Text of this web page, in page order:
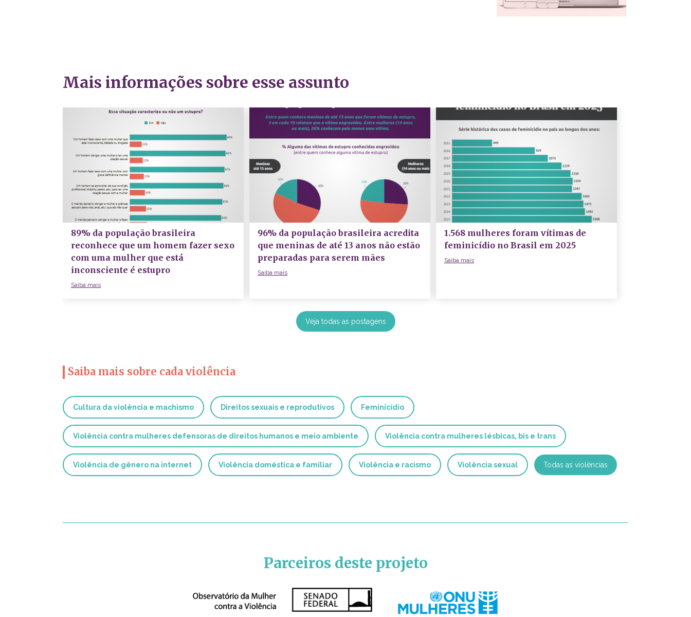
Mais informações sobre esse assunto
89% da população brasileira
reconhece que um homem fazer sexo
com uma mulher que está
inconsciente é estupro
Saiba mais
96% da população brasileira acredita
que meninas de até 13 anos não estão
preparadas para serem mães
Saiba mais
1.568 mulheres foram vítimas de
feminicídio no Brasil em 2025
Saiba mais
Veja todas as postagens
Saiba mais sobre cada violência
Cultura da violência e machismo Direitos sexuais e reprodutivos Feminicídio
Violência contra mulheres defensoras de direitos humanos e meio ambiente Violência contra mulheres lésbicas, bis e trans
Violência de gênero na internet Violência doméstica e familiar Violência e racismo Violência sexual Todas as violências
Parceiros deste projeto